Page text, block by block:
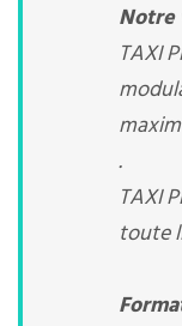
Notre
TAXI
.
TAXI
toute